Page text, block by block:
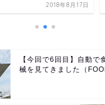
2018年8月17日
【今回で6回目】自動で
械を見てきました（